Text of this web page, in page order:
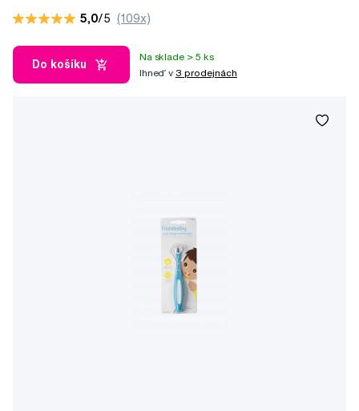
5,0/5 (109x)
Do košíku
Na sklade > 5 ks
Ihneď v 3 prodejnách